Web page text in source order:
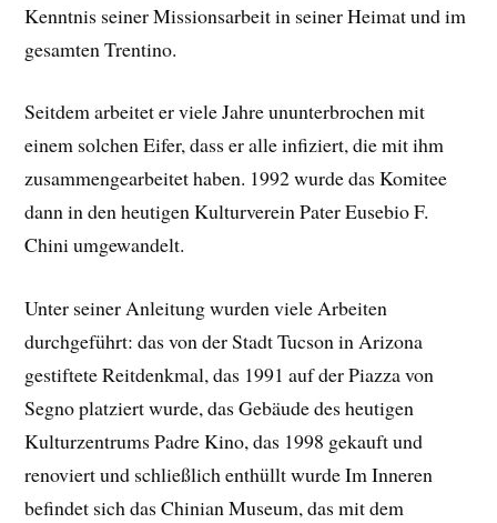
Kenntnis seiner Missionsarbeit in seiner Heimat und im
gesamten Trentino.
Seitdem arbeitet er viele Jahre ununterbrochen mit
einem solchen Eifer, dass er alle infiziert, die mit ihm
zusammengearbeitet haben. 1992 wurde das Komitee
dann in den heutigen Kulturverein Pater Eusebio F.
Chini umgewandelt.
Unter seiner Anleitung wurden viele Arbeiten
durchgeführt: das von der Stadt Tucson in Arizona
gestiftete Reitdenkmal, das 1991 auf der Piazza von
Segno platziert wurde, das Gebäude des heutigen
Kulturzentrums Padre Kino, das 1998 gekauft und
renoviert und schließlich enthüllt wurde Im Inneren
befindet sich das Chinian Museum, das mit dem